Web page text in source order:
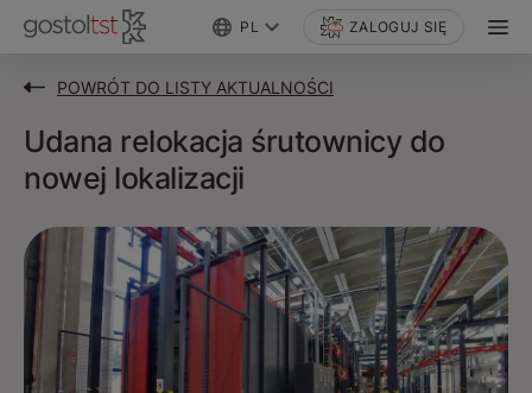
PL ZALOGUJ SIĘ
POWRÓT DO LISTY AKTUALNOŚCI
Udana relokacja śrutownicy do
nowej lokalizacji